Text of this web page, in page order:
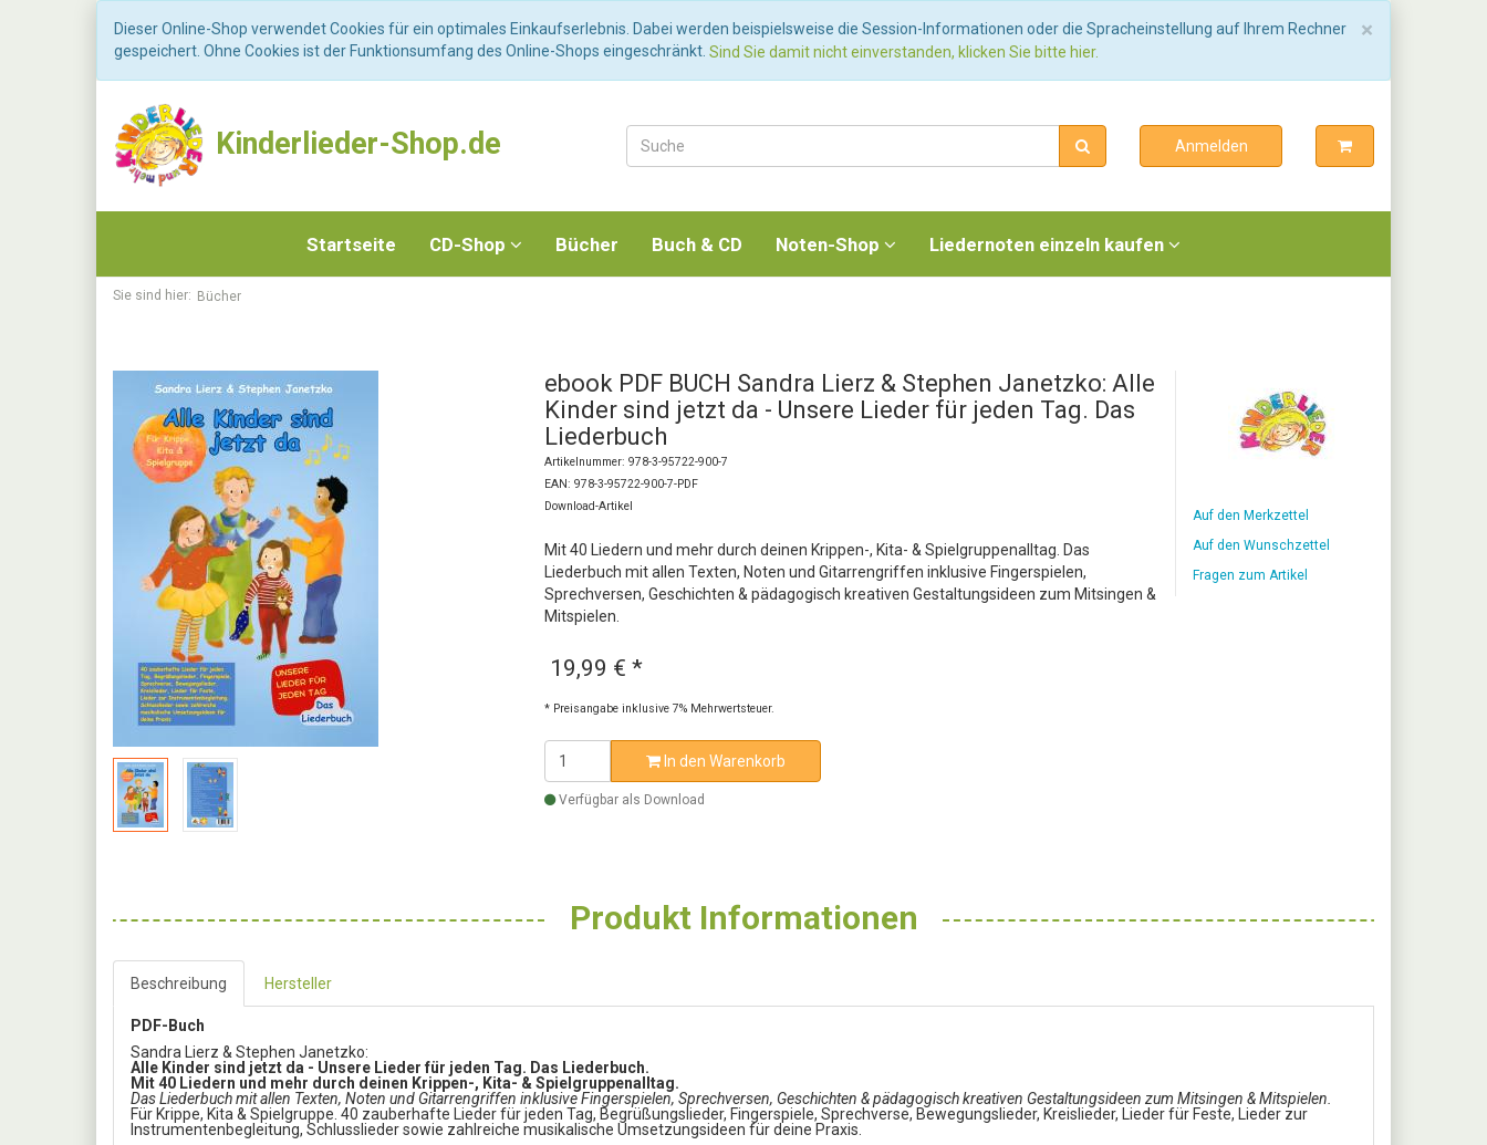
×
Dieser Online-Shop verwendet Cookies für ein optimales Einkaufserlebnis. Dabei werden beispielsweise die Session-Informationen oder die Spracheinstellung auf Ihrem Rechner
gespeichert. Ohne Cookies ist der Funktionsumfang des Online-Shops eingeschränkt. Sind Sie damit nicht einverstanden, klicken Sie bitte hier.
Kinderlieder-Shop.de Anmelden
Startseite CD-Shop Bücher Buch & CD Noten-Shop Liedernoten einzeln kaufen
Sie sind hier: Bücher
ebook PDF BUCH Sandra Lierz & Stephen Janetzko: Alle
Kinder sind jetzt da - Unsere Lieder für jeden Tag. Das
Liederbuch
Artikelnummer: 978-3-95722-900-7
EAN: 978-3-95722-900-7-PDF
Download-Artikel
Mit 40 Liedern und mehr durch deinen Krippen-, Kita- & Spielgruppenalltag. Das
Liederbuch mit allen Texten, Noten und Gitarrengriffen inklusive Fingerspielen,
Sprechversen, Geschichten & pädagogisch kreativen Gestaltungsideen zum Mitsingen &
Mitspielen.
19,99 € *
* Preisangabe inklusive 7% Mehrwertsteuer.
In den Warenkorb
Verfügbar als Download
Auf den Merkzettel
Auf den Wunschzettel
Fragen zum Artikel
Produkt Informationen
Beschreibung Hersteller
PDF-Buch
Sandra Lierz & Stephen Janetzko:
Alle Kinder sind jetzt da - Unsere Lieder für jeden Tag. Das Liederbuch.
Mit 40 Liedern und mehr durch deinen Krippen-, Kita- & Spielgruppenalltag.
Das Liederbuch mit allen Texten, Noten und Gitarrengriffen inklusive Fingerspielen, Sprechversen, Geschichten & pädagogisch kreativen Gestaltungsideen zum Mitsingen & Mitspielen.
Für Krippe, Kita & Spielgruppe. 40 zauberhafte Lieder für jeden Tag, Begrüßungslieder, Fingerspiele, Sprechverse, Bewegungslieder, Kreislieder, Lieder für Feste, Lieder zur
Instrumentenbegleitung, Schlusslieder sowie zahlreiche musikalische Umsetzungsideen für deine Praxis.